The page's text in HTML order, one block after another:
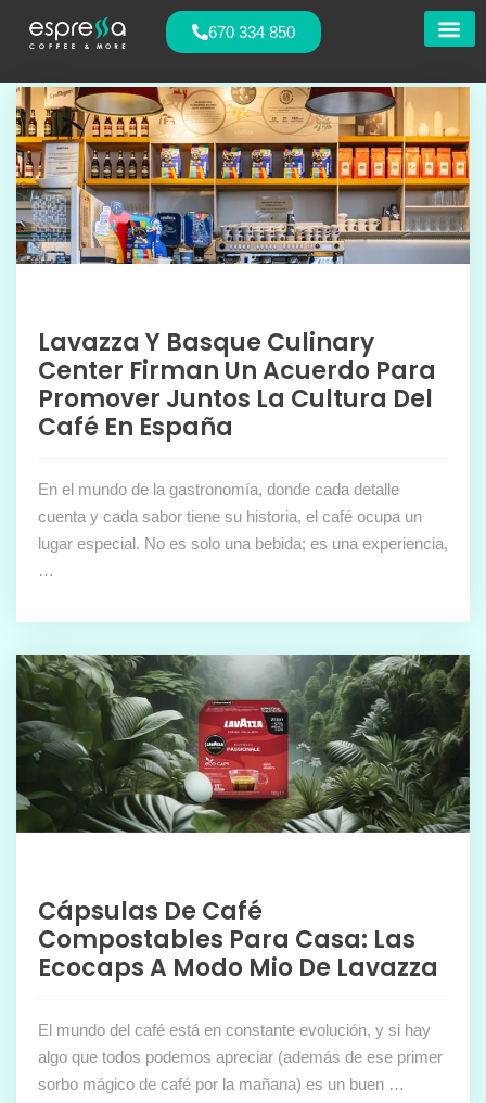
670 334 850
Lavazza Y Basque Culinary
Center Firman Un Acuerdo Para
Promover Juntos La Cultura Del
Café En España
En el mundo de la gastronomía, donde cada detalle
cuenta y cada sabor tiene su historia, el café ocupa un
lugar especial. No es solo una bebida; es una experiencia,
…
Cápsulas De Café
Compostables Para Casa: Las
Ecocaps A Modo Mio De Lavazza
El mundo del café está en constante evolución, y si hay
algo que todos podemos apreciar (además de ese primer
sorbo mágico de café por la mañana) es un buen …